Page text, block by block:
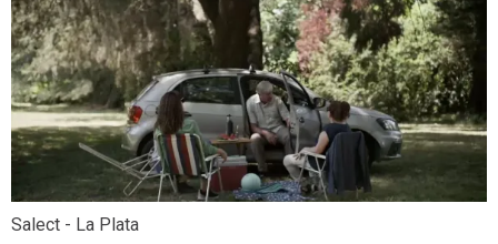
Salect - La Plata